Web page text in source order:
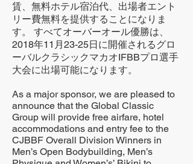
賃、無料ホテル宿泊代、出場者エント
リー費無料を提供することになりま
す。 すべてオーバーオール優勝は、
2018年11月23-25日に開催されるグロ
ーバルクラシックマカオIFBBプロ選手
大会に出場可能になります。
As a major sponsor, we are pleased to
announce that the Global Classic
Group will provide free airfare, hotel
accommodations and entry fee to the
CJBBF Overall Division Winners in
Men’s Open Bodybuilding, Men’s